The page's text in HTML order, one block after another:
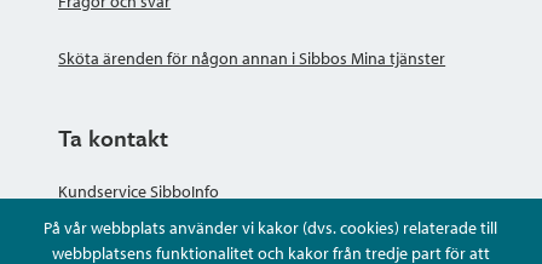
På vår webbplats använder vi kakor (dvs. cookies) relaterade till
webbplatsens funktionalitet och kakor från tredje part för att
Sköta ärenden för någon annan i Sibbos Mina tjänster
Ta kontakt
Kundservice SibboInfo
Ge anonym respons